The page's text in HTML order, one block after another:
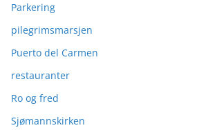
Parkering
pilegrimsmarsjen
Puerto del Carmen
restauranter
Ro og fred
Sjømannskirken